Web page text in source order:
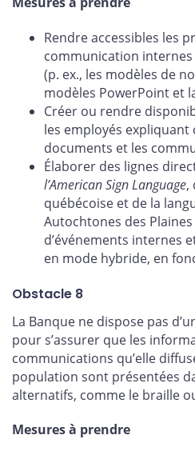
Rendre accessibles les
communication
(p. ex., les modèles de
modèles PowerPoint et
Créer ou rendre
les employés
documents et les
Élaborer des lignes
l’American Sign Language,
québécoise et de la
Autochtones des
d’événements internes
en mode hybride, en
Obstacle 8
La Banque ne dispose pas
pour s’assurer que les
communications qu’elle
population sont présentées
alternatifs, comme le braille
Mesures à prendre